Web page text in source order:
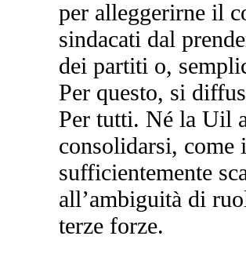
per alleggerirne il
sindacati dal
dei partiti o,
Per questo, si
Per tutti. Né la Uil
consolidarsi, come
sufficientemente
all’ambiguità di
terze forze.